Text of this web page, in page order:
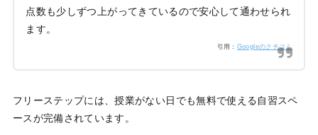
点数も少しずつ上がってきているので安心して通わせられ
ます。
引用： Googleのクチコミ
フリーステップには、授業がない日でも無料で使える自習スペ
ースが完備されています。